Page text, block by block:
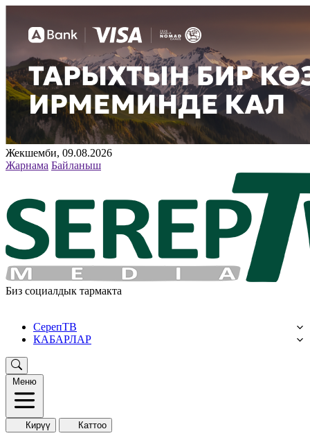
Жекшемби, 09.08.2026
Жарнама Байланыш
Биз социалдык тармакта
СерепТВ
КАБАРЛАР
Меню
Кирүү Каттоо